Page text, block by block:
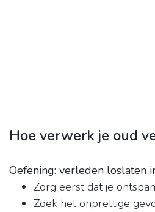
Hoe verwerk je oud
Oefening: verleden loslaten
Zorg eerst dat je
Zoek het onprettige